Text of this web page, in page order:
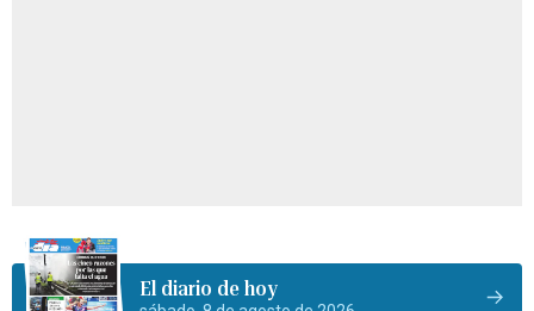
El diario de hoy